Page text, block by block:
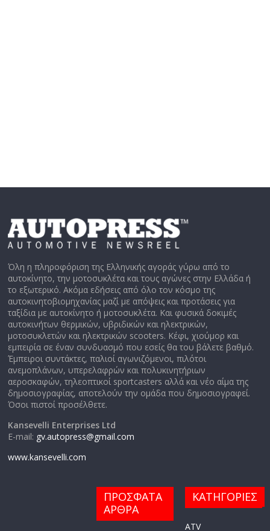
Όλη η πληροφόριση της Ελληνικής αγοράς γύρω από το
αυτοκίνητο, την μοτοσυκλέτα και τους αγώνες στην Ελλάδα ή
το εξωτερικό. Ακόμα εδήσεις από όλο τον κόσμο της
αυτοκινητοβιομηχανίας μαζί με απόψεις και προτάσεις για
ταξίδια με αυτοκίνητο ή μοτοσυκλέτα. Και φυσικά δοκιμές
αυτοκινήτων θερμικών, υβριδικών και ηλεκτρικών,
μοτοσυκλετών και ηλεκτρικών scooters. Κέφι, χιούμορ και
εμπειρία σε έναν συνδυασμό που εσείς θα του βάλετε βαθμό.
Έμπειροι συντάκτες, παλιοί αγωνιζόμενοι, πιλότοι
ανεμοπλάνων, υπερελαφρών και πολυκινητήριων
αεροσκαφών, τηλεοπτικοί sportcasters αλλά και νέο αίμα της
δημοσιογραφίας, αποτελούν την ομάδα που δημοσιογραφεί.
Όσοι πιστοί προσέλθετε.
Kansevelli Enterprises Ltd
E-mail: gv.autopress@gmail.com
www.kansevelli.com
ΠΡΟΣΦΑΤΑ
ΑΡΘΡΑ
ΚΑΤΗΓΟΡΙΕΣ
ATV